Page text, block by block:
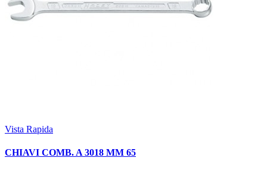
Vista Rapida
CHIAVI COMB. A 3018 MM 65